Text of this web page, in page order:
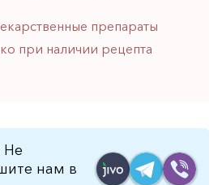
препараты
при наличии рецепта
Не
нам в